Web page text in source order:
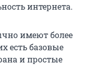
интернета.
имеют более
есть базовые
и простые